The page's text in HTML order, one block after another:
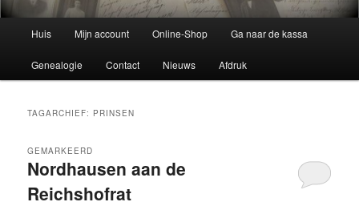
Huis Mijn account Online-Shop Ga naar de kassa
Genealogie Contact Nieuws Afdruk
TAGARCHIEF: PRINSEN
Nordhausen aan de
Reichshofrat
GEMARKEERD